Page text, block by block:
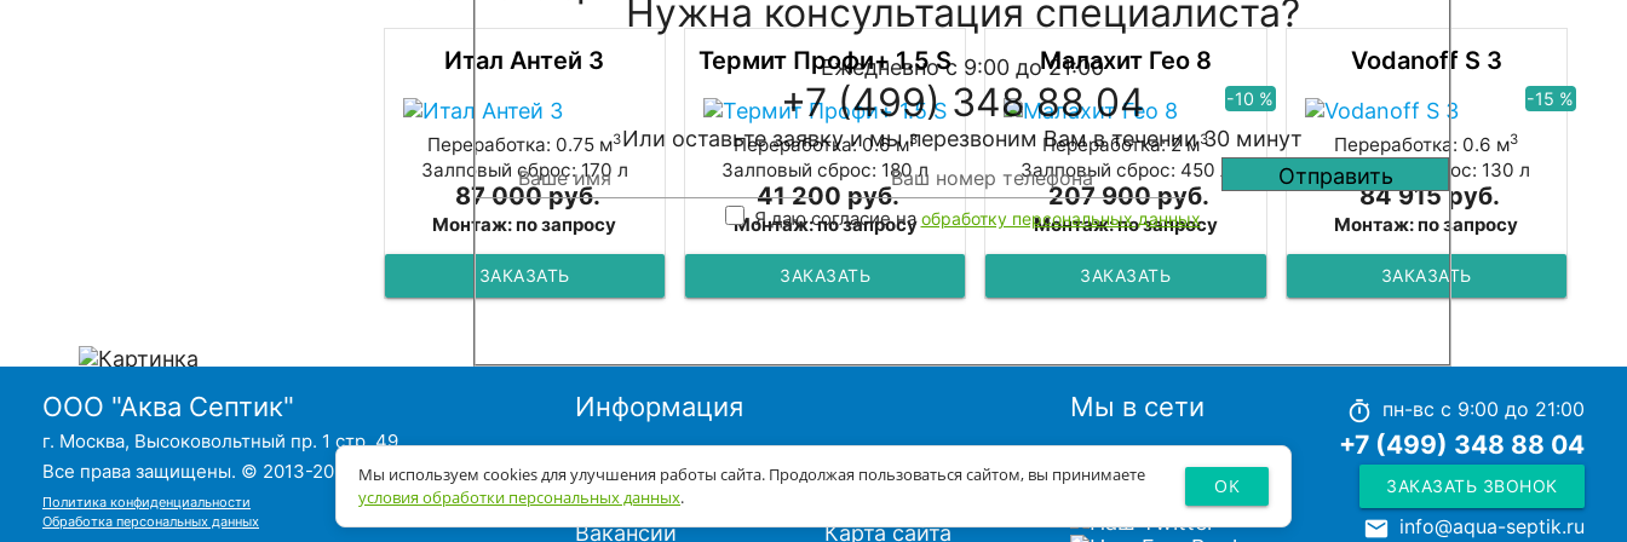
Итал Антей 3
Переработка: 0.75 м3
Залповый сброс: 170 л
87 000 руб.
Монтаж: по запросу
ЗАКАЗАТЬ
Термит Профи+ 1.5 S
Переработка: 0.6 м3
Залповый сброс: 180 л
41 200 руб.
Монтаж: по запросу
ЗАКАЗАТЬ
Малахит Гео 8
-10 %
Переработка: 2 м3
Залповый сброс: 450 л
207 900 руб.
Монтаж: по запросу
ЗАКАЗАТЬ
Vodanoff S 3
-15 %
Переработка: 0.6 м3
Залповый сброс: 130 л
84 915 руб.
Монтаж: по запросу
ЗАКАЗАТЬ
Нужна консультация специалиста?
Ежедневно с 9:00 до 21:00
+7 (499) 348 88 04
Или оставьте заявку и мы перезвоним Вам в течении 30 минут
Я даю согласие наобработку персональных данных
ООО "Аква Септик"
г. Москва, Высоковольтный пр. 1 стр. 49
Все права защищены. © 2013-2026
Политика конфиденциальности
Обработка персональных данных
Информация
Вопрос-ответ
Гарантия
Вакансии
Блог
Карта сайта
Мы в сети timer пн-вс с 9:00 до 21:00
+7 (499) 348 88 04
ЗАКАЗАТЬ ЗВОНОК
local_post_office info@aqua-septik.ru
Мы используем cookies для улучшения работы сайта. Продолжая пользоваться сайтом, вы принимаете
условия обработки персональных данных. OK